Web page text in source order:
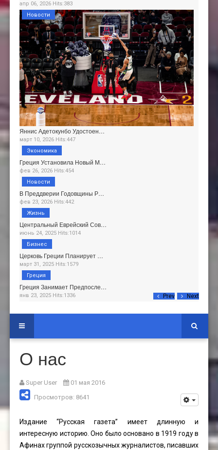
Prev Next
апр 06, 2026 Hits:383
Яннис Адетокунбо Удостоен…
март 10, 2026 Hits:447
Новости
Греция Установила Новый М…
фев 26, 2026 Hits:454
Экономика
В Преддверии Годовщины Р…
фев 23, 2026 Hits:442
Новости
Центральный Еврейский Сов…
июнь 24, 2025 Hits:1014
Жизнь
Церковь Греции Планирует …
март 31, 2025 Hits:1579
Бизнес
Греция Занимает Предпосле…
янв 23, 2025 Hits:1336
Греция
О нас
Super User
01 мая 2016
Просмотров: 8641
Издание “Русская газета” имеет длинную и
интересную историю. Оно было основано в 1919 году в
Афинах группой русскозычных журналистов, писавших